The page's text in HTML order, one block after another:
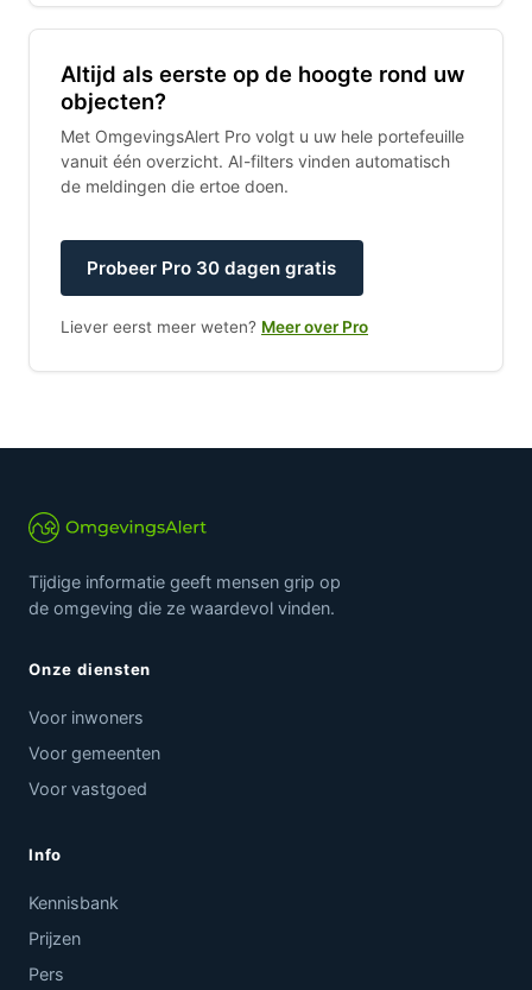
Altijd als eerste op de hoogte rond uw
objecten?
Met OmgevingsAlert Pro volgt u uw hele portefeuille
vanuit één overzicht. AI-filters vinden automatisch
de meldingen die ertoe doen.
Probeer Pro 30 dagen gratis
Liever eerst meer weten? Meer over Pro
Tijdige informatie geeft mensen grip op
de omgeving die ze waardevol vinden.
Onze diensten
Voor inwoners
Voor gemeenten
Voor vastgoed
Info
Kennisbank
Prijzen
Pers